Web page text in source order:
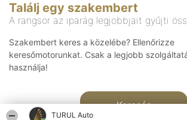
TURUL Auto
Találj egy szakembert
A rangsor az iparág legjobbjait gyűjti
Szakembert keres a közelébe? Ellenőrizze
keresőmotorunkat. Csak a legjobb
használja!
Keresés